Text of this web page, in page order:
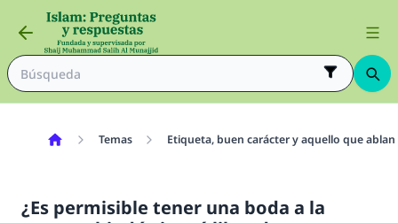
Temas Etiqueta, buen carácter y aquello que
¿Es permisible tener una boda a la